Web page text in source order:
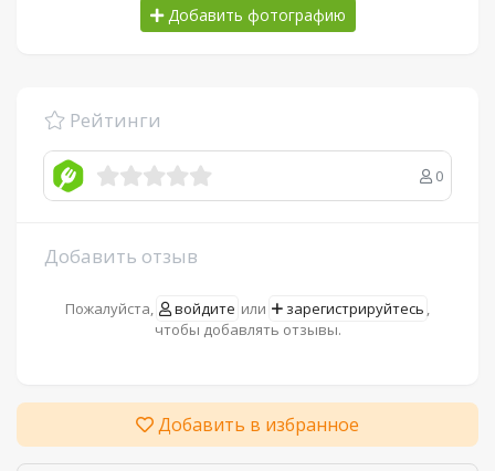
Добавить фотографию
Рейтинги
0
Добавить отзыв
Пожалуйста, войдите или зарегистрируйтесь ,
чтобы добавлять отзывы.
Добавить в избранное